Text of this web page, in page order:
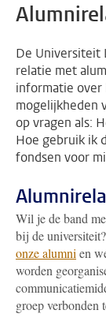
De Universiteit
relatie met
informatie over
mogelijkheden
op vragen als:
Hoe gebruik ik
fondsen voor
Wil je de band
bij de
onze alumni en
worden
groep verbonden